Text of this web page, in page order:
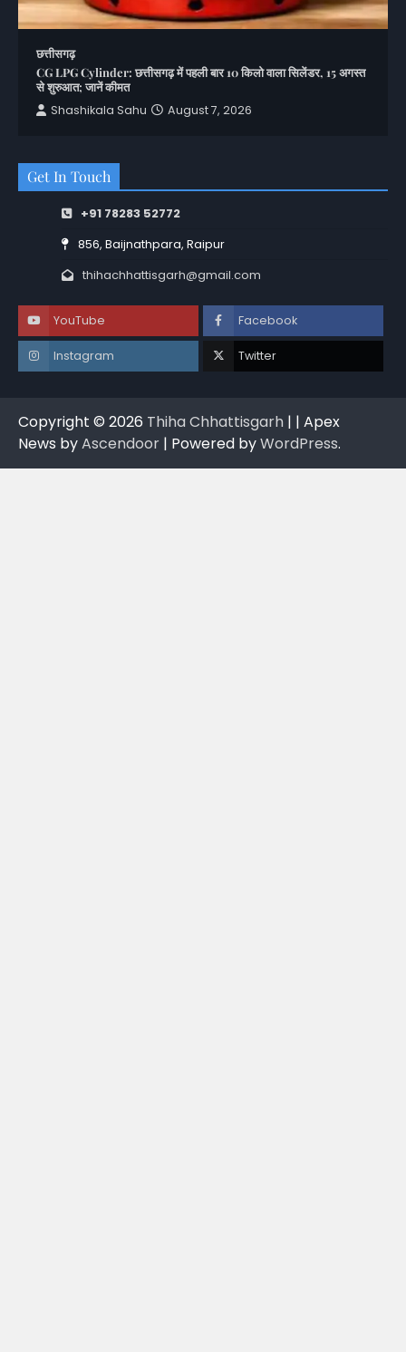
छत्तीसगढ़
CG LPG Cylinder: छत्तीसगढ़ में पहली बार 10 किलो वाला सिलेंडर, 15 अगस्त
से शुरुआत; जानें कीमत
Shashikala Sahu
August 7, 2026
Get In Touch
+91 78283 52772
856, Baijnathpara, Raipur
thihachhattisgarh@gmail.com
YouTube Facebook
Instagram Twitter
Copyright © 2026 Thiha Chhattisgarh | | Apex
News byAscendoor | Powered byWordPress.